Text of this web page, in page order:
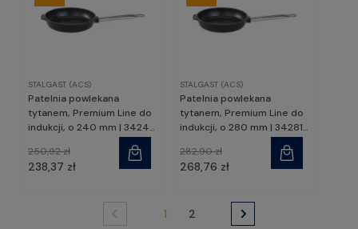
STALGAST (ACS)
Patelnia powlekana
tytanem, Premium Line do
indukcji, o 240 mm | 34241,
238,37 zł
250,92 zł
STALGAST (ACS)
Patelnia powlekana
tytanem, Premium Line do
indukcji, o 280 mm | 34281,
268,76 zł
282,90 zł
1 2